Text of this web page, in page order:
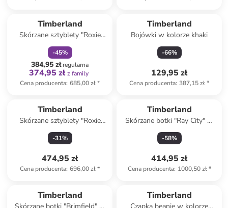
Timberland
Skórzane sztyblety "Roxie
Lane" w kolorze brązowym
-45%
384,95 złregularna
374,95 zł z family
Cena producenta: 685,00 zł*
Timberland
Bojówki w kolorze khaki
-66%
129,95 zł
Cena producenta: 387,15 zł*
Timberland
Skórzane sztyblety "Roxie
Lane" w kolorze czarnym
-31%
474,95 zł
Cena producenta: 696,00 zł*
Timberland
Skórzane botki "Ray City" w
kolorze jasnobrązowym
-58%
414,95 zł
Cena producenta: 1000,50 zł*
Timberland Timberland